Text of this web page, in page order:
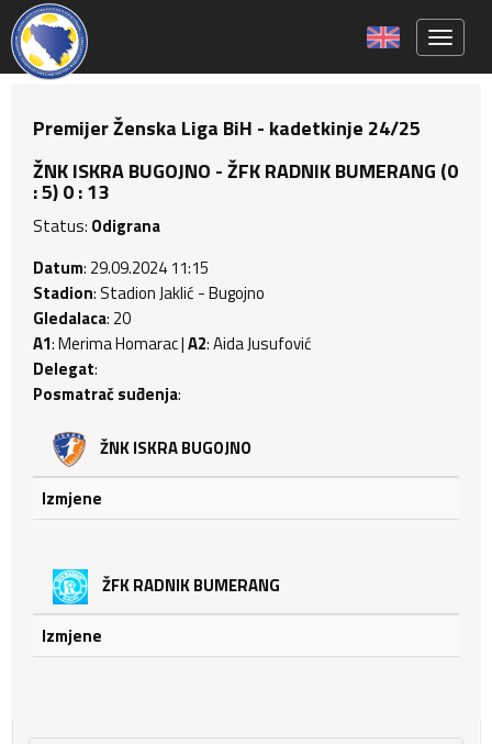
Premijer Ženska Liga BiH - kadetkinje 24/25
ŽNK ISKRA BUGOJNO - ŽFK RADNIK BUMERANG (0
: 5) 0 : 13
Status: Odigrana
Datum: 29.09.2024 11:15
Stadion: Stadion Jaklić - Bugojno
Gledalaca: 20
A1: Merima Homarac |A2: Aida Jusufović
Delegat:
Posmatrač suđenja:
ŽNK ISKRA BUGOJNO
Izmjene
ŽFK RADNIK BUMERANG
Izmjene